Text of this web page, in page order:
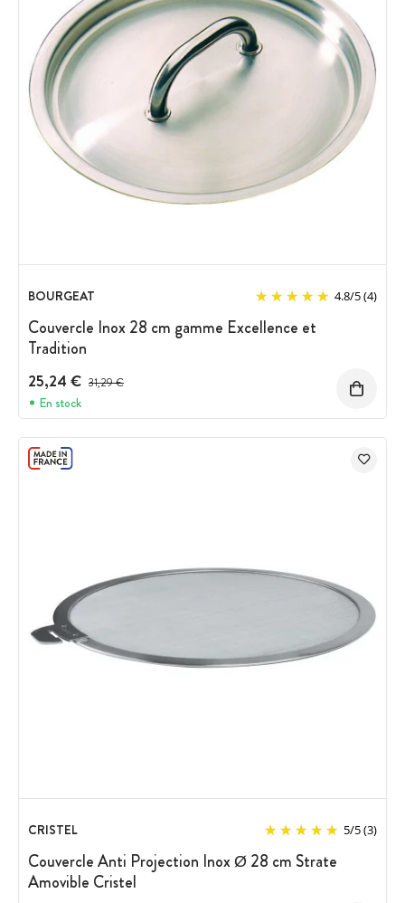
BOURGEAT 4.8/5(4)
Couvercle Inox 28 cm gamme Excellence et
Tradition
25,24 € Prix avant réduction :
31,29 €
En stock
CRISTEL 5/5(3)
Couvercle Anti Projection Inox Ø 28 cm Strate
Amovible Cristel